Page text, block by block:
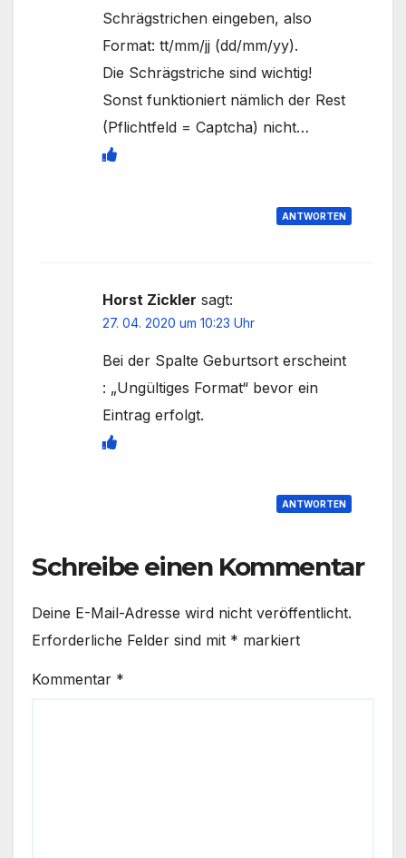
Schrägstrichen eingeben, also
Format: tt/mm/jj (dd/mm/yy).
Die Schrägstriche sind wichtig!
Sonst funktioniert nämlich der Rest
(Pflichtfeld = Captcha) nicht…
ANTWORTEN
Horst Zickler sagt:
27. 04. 2020 um 10:23 Uhr
Bei der Spalte Geburtsort erscheint
: „Ungültiges Format“ bevor ein
Eintrag erfolgt.
ANTWORTEN
Schreibe einen Kommentar
Deine E-Mail-Adresse wird nicht veröffentlicht.
Erforderliche Felder sind mit * markiert
Kommentar *